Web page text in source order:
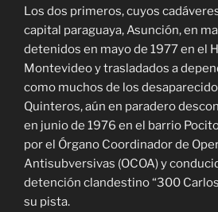
Los dos primeros, cuyos
capital paraguaya, Asunción, en
detenidos en mayo de 1977 en el
Montevideo y trasladados a
como muchos de los
Quinteros, aún en paradero
en junio de 1976 en el barrio
por el Órgano Coordinador de
Antisubversivas (OCOA) y
detención clandestino “300
su pista.